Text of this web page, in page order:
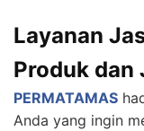
Layanan
Produk dan
PERMATAMAS
Anda yang ingin